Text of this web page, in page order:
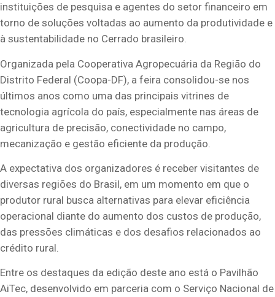
instituições de pesquisa e agentes do setor financeiro em
torno de soluções voltadas ao aumento da produtividade e
à sustentabilidade no Cerrado brasileiro.
Organizada pela Cooperativa Agropecuária da Região do
Distrito Federal (Coopa-DF), a feira consolidou-se nos
últimos anos como uma das principais vitrines de
tecnologia agrícola do país, especialmente nas áreas de
agricultura de precisão, conectividade no campo,
mecanização e gestão eficiente da produção.
A expectativa dos organizadores é receber visitantes de
diversas regiões do Brasil, em um momento em que o
produtor rural busca alternativas para elevar eficiência
operacional diante do aumento dos custos de produção,
das pressões climáticas e dos desafios relacionados ao
crédito rural.
Entre os destaques da edição deste ano está o Pavilhão
AiTec, desenvolvido em parceria com o Serviço Nacional de